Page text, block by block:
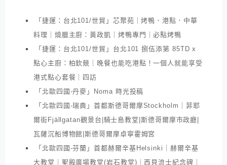
「捷運：台北101/世貿」芯聚苑｜烤鴨．港點．中華
料理｜燒臘主廚：黃政凱｜烤鴨專門｜必點烤鴨
「捷運：台北101/世貿」台北101 捌伍添第 85TD x
點心主廚：柏欽競｜晚餐也能吃港點！一個人就能享受
港式點心套餐｜四訪
「北歐四國-丹麥」Noma 時光投稿
「北歐四國-瑞典」首都斯德哥爾摩Stockholm｜菲耶
爾街Fjällgatan觀景台|騎士島教堂|斯德哥爾摩市政廳|
瓦薩沉船博物館|斯德哥爾摩卓寧霍姆宮
「北歐四國-芬蘭」首都赫爾辛基Helsinki｜赫爾辛基
大教堂｜聖殿廣場教堂(岩石教堂)｜西貝流士紀念碑｜